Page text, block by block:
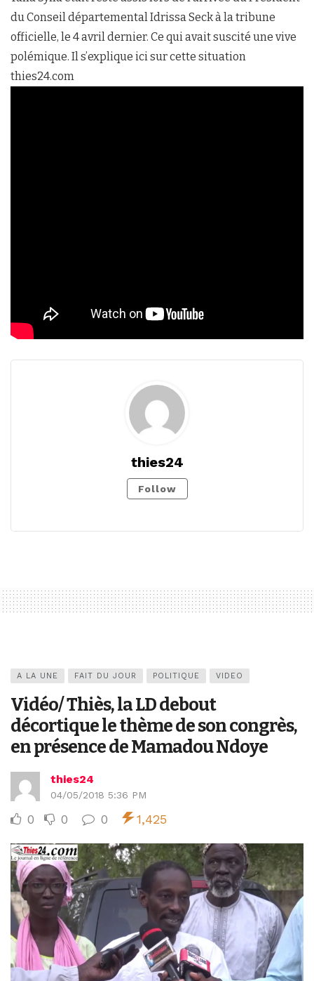
du Conseil départemental Idrissa Seck à la tribune
officielle, le 4 avril dernier. Ce qui avait suscité une vive
polémique. Il s’explique ici sur cette situation
thies24.com
thies24
Follow
A LA UNE FAIT DU JOUR POLITIQUE VIDEO
Vidéo/ Thiès, la LD debout
décortique le thème de son congrès,
en présence de Mamadou Ndoye
thies24
04/05/2018 5:36 PM
0 0 0 1,425